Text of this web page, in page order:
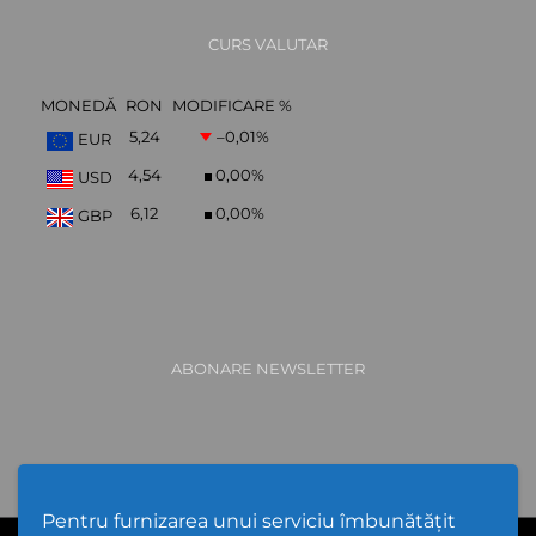
Pentru furnizarea unui serviciu îmbunătățit
CURS VALUTAR
MONEDĂ RON
MODIFICARE %
EUR
5,24 –0,01%
USD 4,54 0,00%
GBP 6,12 0,00%
ABONARE NEWSLETTER